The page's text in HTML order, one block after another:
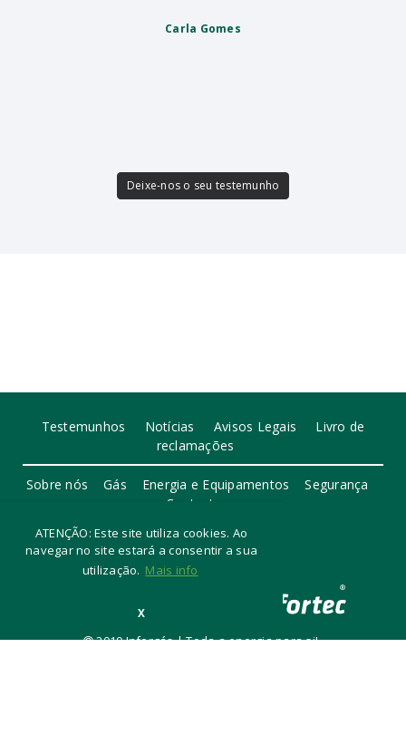
ATENÇÃO: Este site utiliza cookies. Ao
navegar no site estará a consentir a sua
utilização. Mais info
X
Carla Gomes
Deixe-nos o seu testemunho
Testemunhos Notícias Avisos Legais Livro de
reclamações
Sobre nós Gás Energia e EquipamentosSegurança
Contactos
2019 Inforgás | Toda a energia para si!